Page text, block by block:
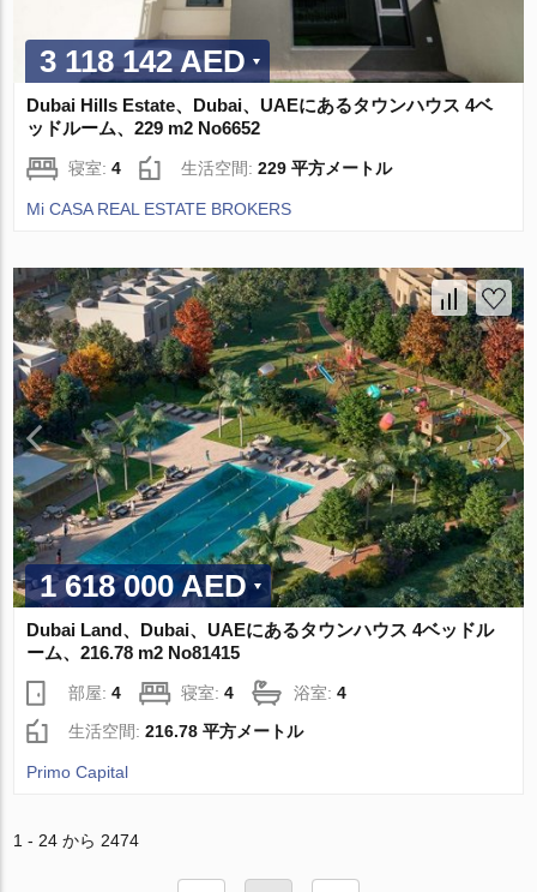
3 118 142 AED
Dubai Hills Estate、Dubai、UAEにあるタウンハウス 4ベ
ッドルーム、229 m2 No6652
寝室:4 生活空間:229 平方メートル
Mi CASA REAL ESTATE BROKERS
1 618 000 AED
Dubai Land、Dubai、UAEにあるタウンハウス 4ベッドル
ーム、216.78 m2 No81415
部屋:4 寝室:4 浴室:4
生活空間:216.78 平方メートル
Primo Capital
1 - 24 から 2474